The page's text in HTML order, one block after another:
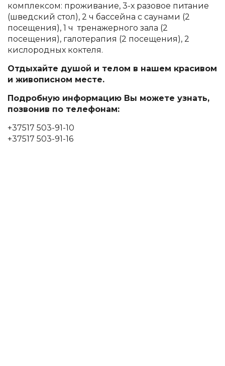
комплексом: проживание, 3-х разовое питание
(шведский стол), 2 ч бассейна с саунами (2
посещения), 1 ч тренажерного зала (2
посещения), галотерапия (2 посещения), 2
кислородных коктеля.
Отдыхайте душой и телом в нашем красивом
и живописном месте.
Подробную информацию Вы можете узнать,
позвонив по телефонам:
+37517 503-91-10
+37517 503-91-16